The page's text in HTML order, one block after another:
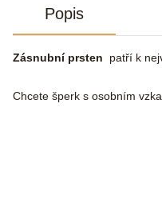
Popis
Zásnubní prsten patří k
Chcete šperk s osobním